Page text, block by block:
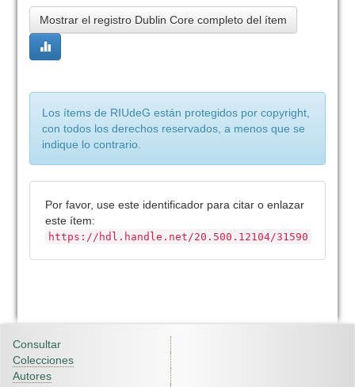
Mostrar el registro Dublin Core completo del ítem
Los ítems de RIUdeG están protegidos por copyright,
con todos los derechos reservados, a menos que se
indique lo contrario.
Por favor, use este identificador para citar o enlazar
este ítem:
https://hdl.handle.net/20.500.12104/31590
Consultar
Colecciones
Autores